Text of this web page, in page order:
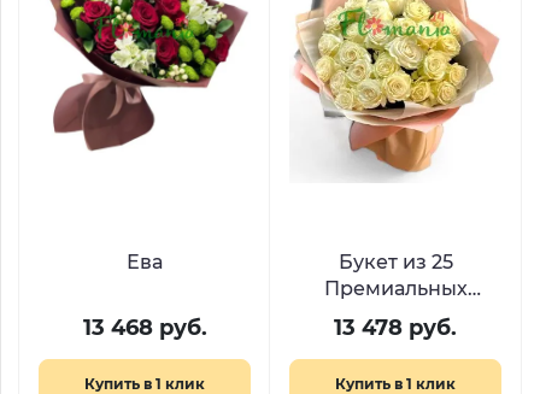
Ева
13 468 руб.
Купить в 1 клик
Букет из 25
Премиальных
Белых Роз
Мондиаль
13 478 руб.
Купить в 1 клик